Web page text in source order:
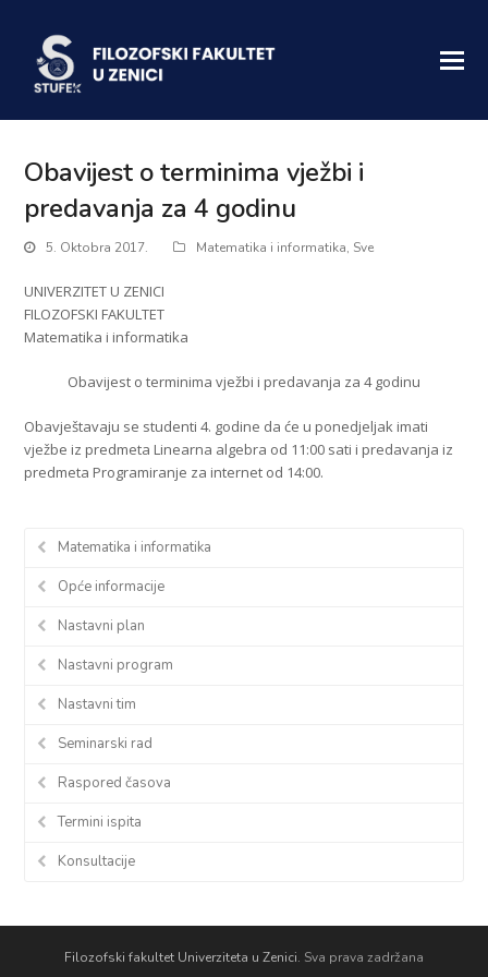
Obavijest o terminima vježbi i
predavanja za 4 godinu
5. Oktobra 2017. Matematika i informatika, Sve
UNIVERZITET U ZENICI
FILOZOFSKI FAKULTET
Matematika i informatika
Obavijest o terminima vježbi i predavanja za 4 godinu
Obavještavaju se studenti 4. godine da će u ponedjeljak imati
vježbe iz predmeta Linearna algebra od 11:00 sati i predavanja iz
predmeta Programiranje za internet od 14:00.
Matematika i informatika
Opće informacije
Nastavni plan
Nastavni program
Nastavni tim
Seminarski rad
Raspored časova
Termini ispita
Konsultacije
Filozofski fakultet Univerziteta u Zenici. Sva prava zadržana